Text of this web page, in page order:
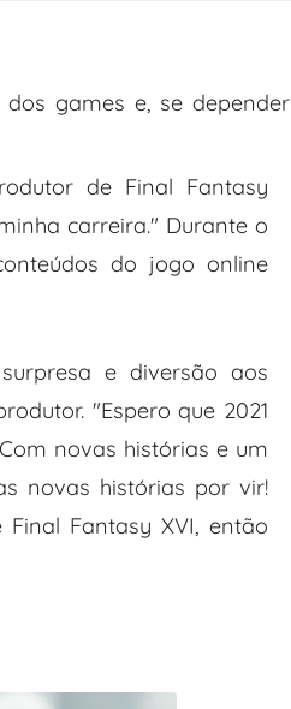
games e, se depender
de Final Fantasy
carreira." Durante o
do jogo online
e diversão aos
"Espero que 2021
novas histórias e um
novas histórias por vir!
Fantasy XVI, então